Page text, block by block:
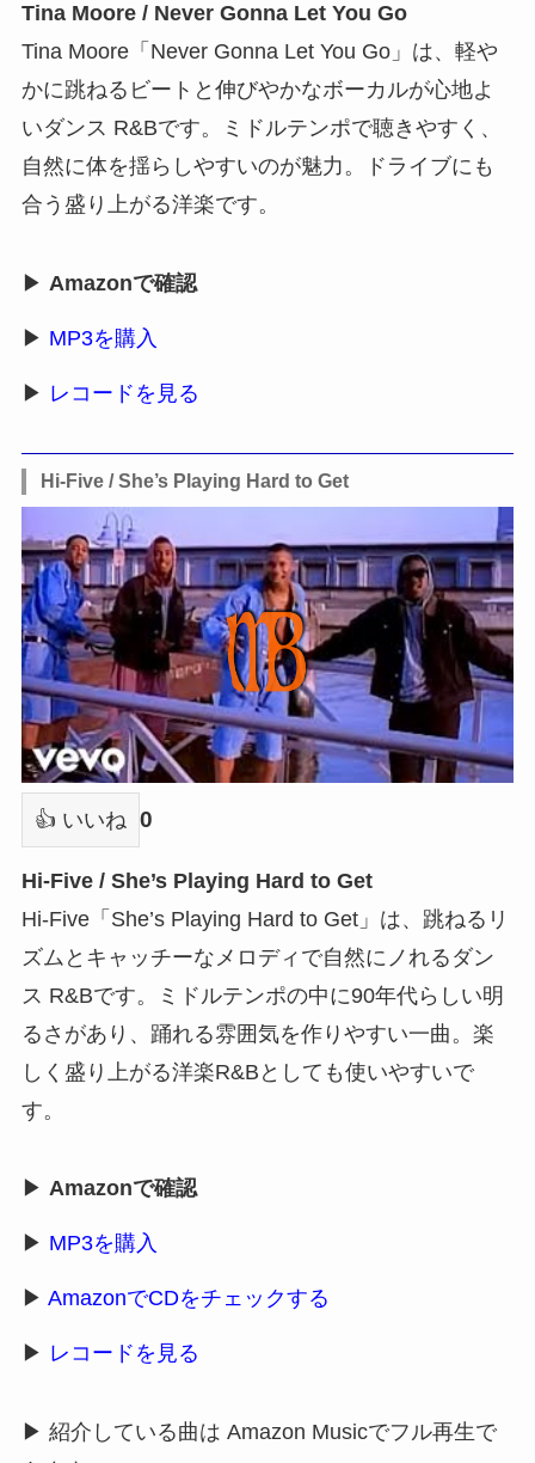
Tina Moore / Never Gonna Let You Go
Tina Moore「Never Gonna Let You Go」は、軽や
かに跳ねるビートと伸びやかなボーカルが心地よ
いダンス R&Bです。ミドルテンポで聴きやすく、
自然に体を揺らしやすいのが魅力。ドライブにも
合う盛り上がる洋楽です。
▶ Amazonで確認
▶ MP3を購入
▶ レコードを見る
Hi-Five / She’s Playing Hard to Get
👍 いいね 0
Hi-Five / She’s Playing Hard to Get
Hi-Five「She’s Playing Hard to Get」は、跳ねるリ
ズムとキャッチーなメロディで自然にノれるダン
ス R&Bです。ミドルテンポの中に90年代らしい明
るさがあり、踊れる雰囲気を作りやすい一曲。楽
しく盛り上がる洋楽R&Bとしても使いやすいで
す。
▶ Amazonで確認
▶ MP3を購入
▶ AmazonでCDをチェックする
▶ レコードを見る
▶ 紹介している曲は Amazon Musicでフル再生で